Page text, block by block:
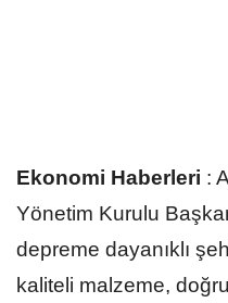
Ekonomi Haberleri :
Yönetim Kurulu
depreme dayanıklı
kaliteli malzeme,